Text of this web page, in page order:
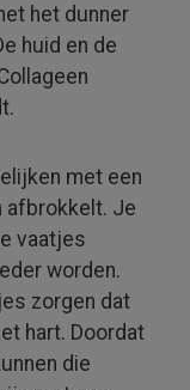
het dunner
huid en de
met een
afbrokkelt. Je
vaatjes
worden.
zorgen dat
hart. Doordat
die